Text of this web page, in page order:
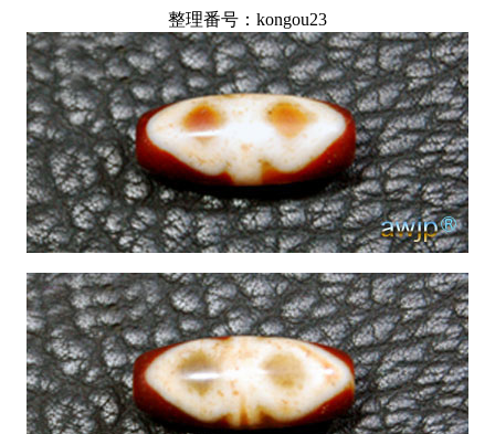
整理番号：kongou23